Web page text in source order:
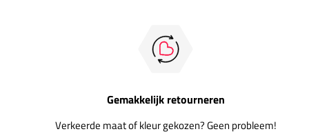
Gemakkelijk retourneren
Verkeerde maat of kleur gekozen? Geen probleem!